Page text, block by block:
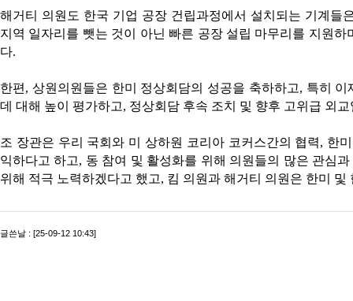
해거티 의원도 한국 기업 공장 건립과정에서 설치되는 기계
지역 일자리를 뺏는 것이 아닌 빠른 공장 설립 마무리를 지원
다.
한편, 상원의원들은 한미 정상회담의 성공을 축하하고, 특히
데 대해 높이 평가하고, 정상회담 후속 조치 및 향후 고위급 외
조 장관은 우리 국회와 미 상하원 코리아 코커스간의 협력, 한
익하다고 하고, 동 참여 및 활성화를 위해 의원들의 많은 관심
위해 적극 노력하겠다고 했고, 킴 의원과 해거티 의원은 한미
글쓴날 : [25-09-12 10:43]